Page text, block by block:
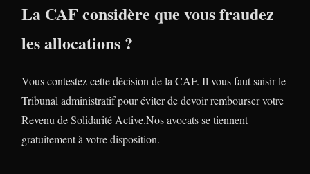
La CAF considère que vous fraudez
les allocations ?
Vous contestez cette décision de la CAF. Il vous faut saisir le
Tribunal administratif pour éviter de devoir rembourser votre
Revenu de Solidarité Active.Nos avocats se tiennent
gratuitement à votre disposition.